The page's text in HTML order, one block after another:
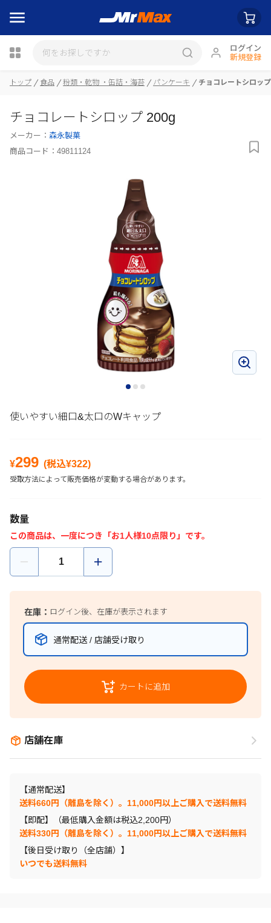
ログイン
新規登録
瓶詰
トップ 食品 粉類・乾物 ・缶詰・海苔 パンケーキ チョコレートシロッ
チョコレートシロップ 200g
メーカー： 森永製菓
商品コード： 49811124
使いやすい細口&太口のWキャップ
¥299 (税込¥322)
受取方法によって販売価格が変動する場合があります。
数量
この商品は、一度につき「お1人様10点限り」です。
在庫： ログイン後、在庫が表示されます
通常配送 / 店舗受け取り
カートに追加
店舗在庫
【通常配送】
送料660円（離島を除く）。11,000円以上ご購入で送料無料
【即配】（最低購入金額は税込2,200円）
送料330円（離島を除く）。11,000円以上ご購入で送料無料
【後日受け取り（全店舗）】
いつでも送料無料